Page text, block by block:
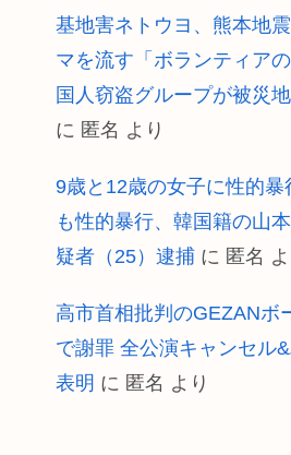
基地害ネトウヨ、熊本地
マを流す「ボランティア
国人窃盗グループが被災地
に 匿名 より
9歳と12歳の女子に性的暴
も性的暴行、韓国籍の山
疑者（25）逮捕 に 匿名
高市首相批判のGEZANボ
で謝罪 全公演キャンセル
表明 に 匿名 より